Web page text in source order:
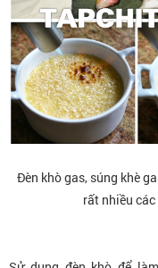
Đèn khò gas, súng khè
rất nhiều